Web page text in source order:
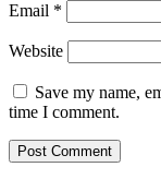
Email *
Website
Save my name,
time I comment.